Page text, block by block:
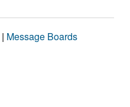
| Message Boards